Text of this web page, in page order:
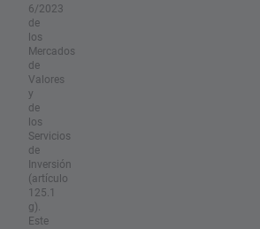
6/2023
de
los
Mercados
de
Valores
y
de
los
Servicios
de
Inversión
(artículo
125.1
g).
Este